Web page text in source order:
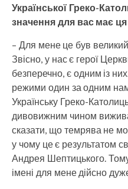
Української Греко-
значення для вас має ця
– Для мене це був
Звісно, у нас є герої
безперечно, є одним із
режими один за одним
Українську Греко-
дивовижним чином
сказати, що темрява не
у чому це є результатом
Андрея Шептицького.
імені для мене дійсно